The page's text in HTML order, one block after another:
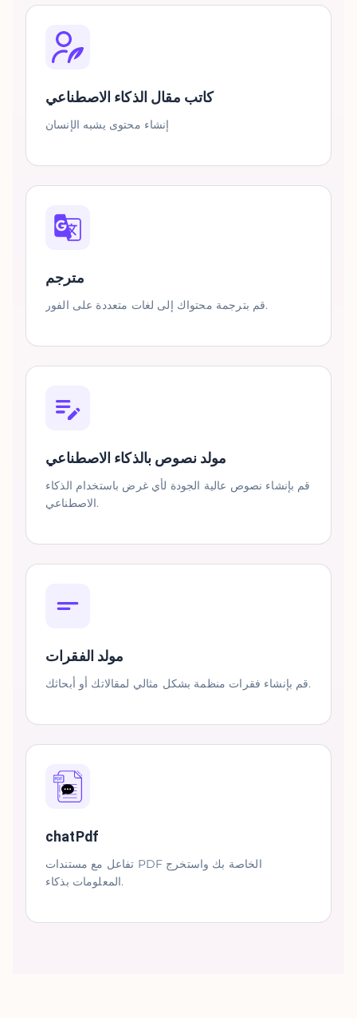
كاتب مقال الذكاء الاصطناعي
إنشاء محتوى يشبه الإنسان
مترجم
قم بترجمة محتواك إلى لغات متعددة على الفور.
مولد نصوص بالذكاء الاصطناعي
قم بإنشاء نصوص عالية الجودة لأي غرض باستخدام الذكاء
الاصطناعي.
مولد الفقرات
قم بإنشاء فقرات منظمة بشكل مثالي لمقالاتك أو أبحاثك.
chatPdf
تفاعل مع مستندات PDF الخاصة بك واستخرج
المعلومات بذكاء.